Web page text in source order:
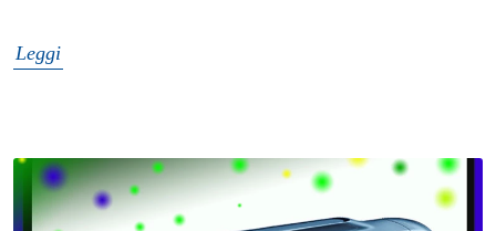
Leggi